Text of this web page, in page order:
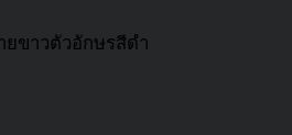
ยขาวตัวอักษรสีดำ